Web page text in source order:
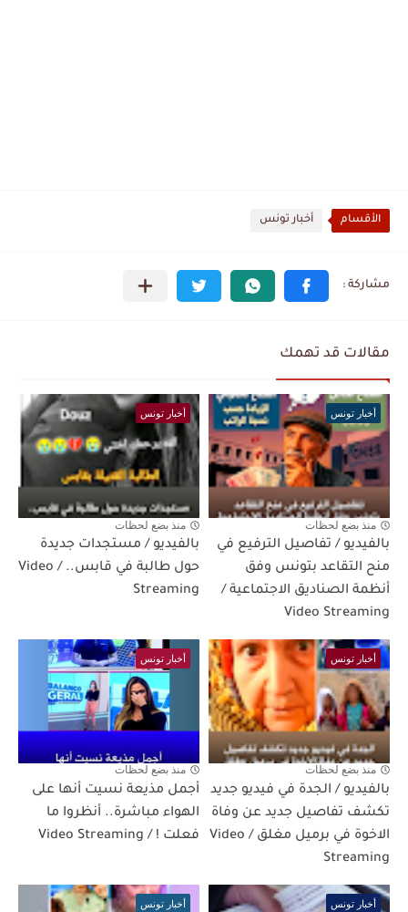
الأقسام أخبار تونس
مقالات قد تهمك
أخبار تونس
منذ بضع لحظات
بالفيديو / تفاصيل الترفيع في
منح التقاعد بتونس وفق
أنظمة الصناديق الاجتماعية /
Video Streaming
أخبار تونس
منذ بضع لحظات
بالفيديو / مستجدات جديدة
حول طالبة في قابس.. / Video
Streaming
أخبار تونس
منذ بضع لحظات
بالفيديو / الجدة في فيديو جديد
تكشف تفاصيل جديد عن وفاة
الاخوة في برميل مغلق / Video
Streaming
أخبار تونس
منذ بضع لحظات
أجمل مذيعة نسيت أنها على
الهواء مباشرة.. أنظروا ما
فعلت ! / Video Streaming
أخبار تونس أخبار تونس